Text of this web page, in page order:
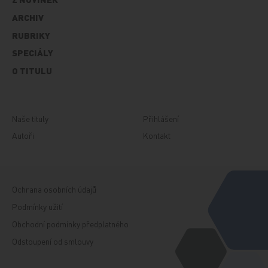
ARCHIV
RUBRIKY
SPECIÁLY
O TITULU
Naše tituly
Autoři
Přihlášení
Kontakt
Ochrana osobních údajů
Podmínky užití
Obchodní podmínky předplatného
Odstoupení od smlouvy